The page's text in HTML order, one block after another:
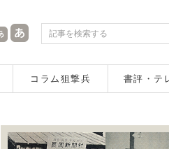
コラム狙撃兵 書評・テ